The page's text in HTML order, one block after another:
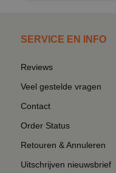
SERVICE EN INFO
Reviews
Veel gestelde vragen
Contact
Order Status
Retouren & Annuleren
Uitschrijven nieuwsbrief